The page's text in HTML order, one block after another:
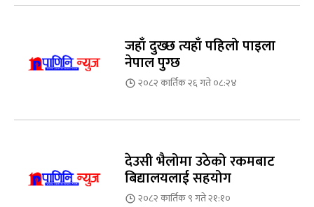
जहाँ दुख्छ त्यहाँ पहिलो पाइला
नेपाल पुग्छ
२०८२ कार्तिक २६ गते ०८:२४
देउसी भैलोमा उठेको रकमबाट
बिद्यालयलाई सहयोग
२०८२ कार्तिक ९ गते २१:१०